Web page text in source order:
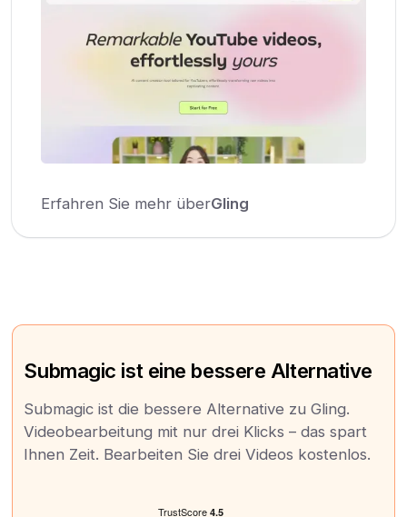
Erfahren Sie mehr überGling
Submagic ist eine bessere Alternative
Submagic ist die bessere Alternative zu Gling.
Videobearbeitung mit nur drei Klicks – das spart
Ihnen Zeit. Bearbeiten Sie drei Videos kostenlos.